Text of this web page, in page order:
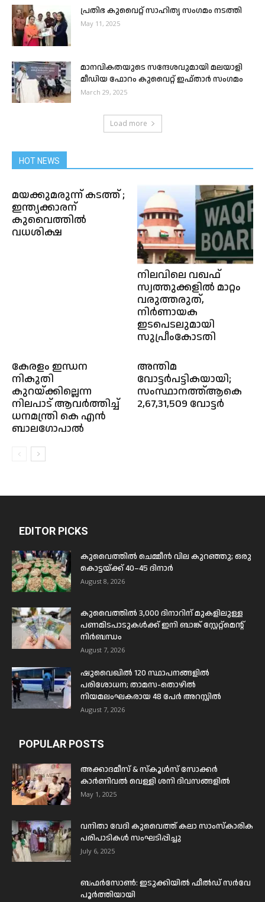
പ്രതിഭ കുവൈറ്റ് സാഹിത്യ സംഗമം നടത്തി
May 11, 2025
മാനവികതയുടെ സന്ദേശവുമായി മലയാളി
മീഡിയ ഫോറം കുവൈറ്റ് ഇഫ്താർ സംഗമം
March 29, 2025
Load more
HOT NEWS
മയക്കുമരുന്ന് കടത്ത് ;
ഇന്ത്യക്കാരന്
കുവൈത്തിൽ
വധശിക്ഷ
നിലവിലെ വഖഫ്
സ്വത്തുക്കളിൽ മാറ്റം
വരുത്തരുത്,
നിർണായക
ഇടപെടലുമായി
സുപ്രീംകോടതി
കേരളം ഇന്ധന
നികുതി
കുറയ്ക്കില്ലെന്ന
നിലപാട് ആവർത്തിച്ച്‌
ധനമന്ത്രി കെ എൻ
ബാലഗോപാൽ
അന്തിമ
വോട്ടര്‍പട്ടികയായി;
സംസ്ഥാനത്ത്ആകെ
2,67,31,509 വോട്ടര്‍
EDITOR PICKS
കുവൈത്തിൽ ചെമ്മീൻ വില കുറഞ്ഞു; ഒരു
കൊട്ടയ്ക്ക് 40–45 ദിനാർ
August 8, 2026
കുവൈത്തിൽ 3,000 ദിനാറിന് മുകളിലുള്ള
പണമിടപാടുകൾക്ക് ഇനി ബാങ്ക് സ്റ്റേറ്റ്മെന്റ്
നിർബന്ധം
August 7, 2026
ഷുവൈഖിൽ 120 സ്ഥാപനങ്ങളിൽ
പരിശോധന; താമസ-തൊഴിൽ
നിയമലംഘകരായ 48 പേർ അറസ്റ്റിൽ
August 7, 2026
POPULAR POSTS
അക്കാദമീസ് & സ്കൂൾസ് സോക്കർ
കാർണിവൽ വെള്ളി ശനി ദിവസങ്ങളിൽ
May 1, 2025
വനിതാ വേദി കുവൈത്ത് കലാ സാംസ്കാരിക
പരിപാടികൾ സംഘടിപ്പിച്ചു
July 6, 2025
ബഫര്‍സോണ്‍: ഇടുക്കിയില്‍ ഫീല്‍ഡ് സര്‍വേ
പൂര്‍ത്തിയായി